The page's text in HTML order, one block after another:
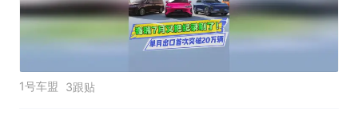
1号车盟 3跟贴